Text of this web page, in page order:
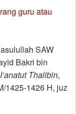
guru atau
SAW
Bakri bin
I‘anatut Thalibin,
1425-1426 H, juz